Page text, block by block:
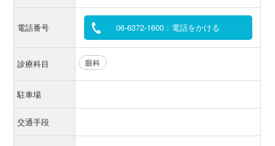
電話番号 06-6372-1600：電話をかける
診療科目 眼科
駐車場
交通手段